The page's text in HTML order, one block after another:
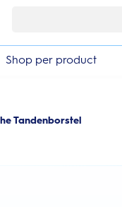
Shop per product
Tandenborstel